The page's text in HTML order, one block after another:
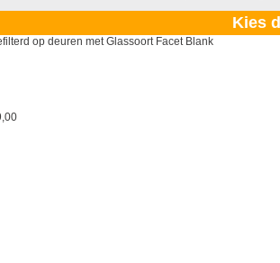
Kies
op deuren met Glassoort Facet Blank